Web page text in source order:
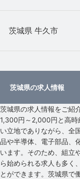
茨城県 牛久市
茨城県の求人情報
茨城県の求人情報をご紹
1,300円～2,000円と高時
い立地でありながら、全
品や半導体、電子部品、
います。そのため、組立
ら始められる求人も多く
とができます。茨城県で